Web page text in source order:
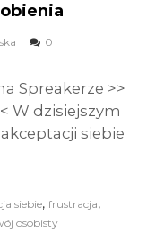
0
Spreakerze >>
W dzisiejszym
siebie
siebie, frustracja,
osobisty